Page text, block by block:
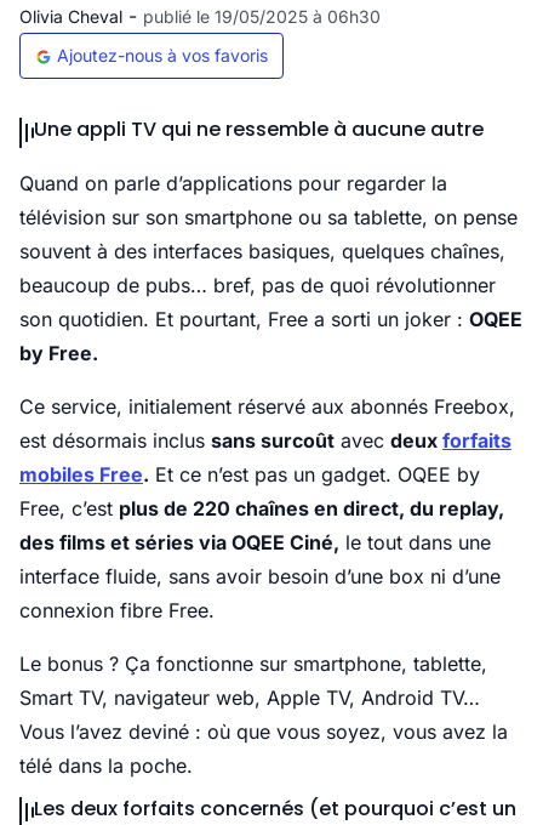
Olivia Cheval - publié le 19/05/2025 à 06h30
Ajoutez-nous à vos favoris
Une appli TV qui ne ressemble à aucune autre
Quand on parle d’applications pour regarder la
télévision sur son smartphone ou sa tablette, on pense
souvent à des interfaces basiques, quelques chaînes,
beaucoup de pubs… bref, pas de quoi révolutionner
son quotidien. Et pourtant, Free a sorti un joker : OQEE
by Free.
Ce service, initialement réservé aux abonnés Freebox,
est désormais inclus sans surcoût avec deux forfaits
mobiles Free. Et ce n’est pas un gadget. OQEE by
Free, c’est plus de 220 chaînes en direct, du replay,
des films et séries via OQEE Ciné, le tout dans une
interface fluide, sans avoir besoin d’une box ni d’une
connexion fibre Free.
Le bonus ? Ça fonctionne sur smartphone, tablette,
Smart TV, navigateur web, Apple TV, Android TV…
Vous l’avez deviné : où que vous soyez, vous avez la
télé dans la poche.
Les deux forfaits concernés (et pourquoi c’est un